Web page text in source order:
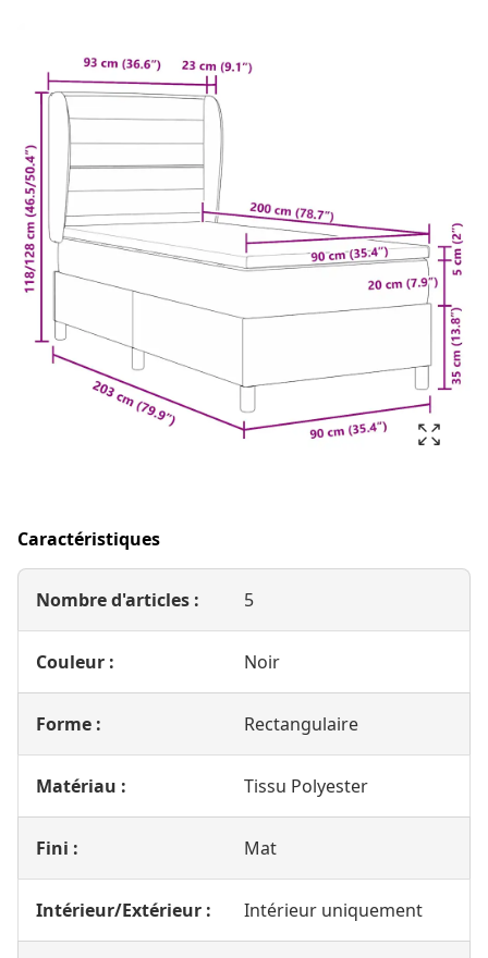
Caractéristiques
Nombre d'articles : 5
Couleur : Noir
Forme : Rectangulaire
Matériau : Tissu Polyester
Fini : Mat
Intérieur/Extérieur : Intérieur uniquement